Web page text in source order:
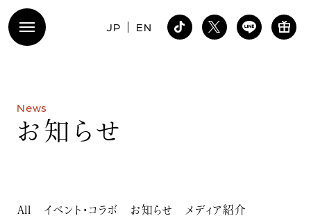
JP EN
News
お 知 ら せ
All イベント・コラボ お知らせ メディア紹介